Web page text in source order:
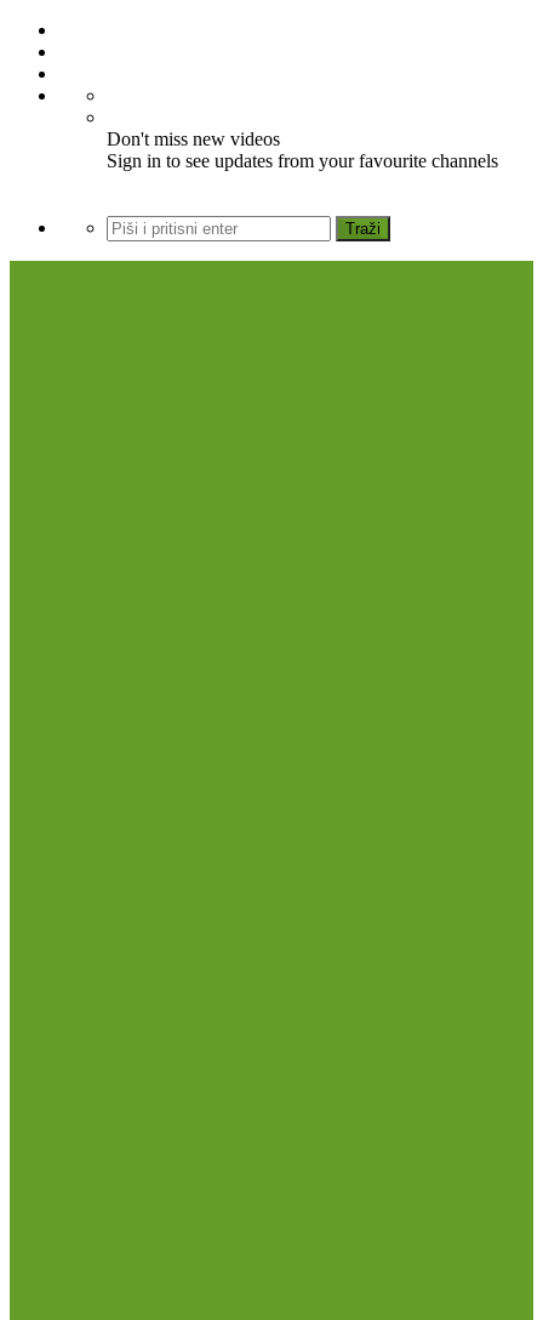
Don't miss new videos
Sign in to see updates from your favourite channels